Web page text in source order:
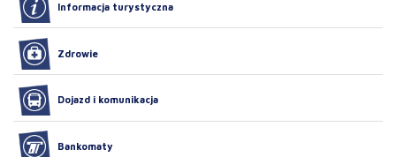
Informacja turystyczna
Zdrowie
Dojazd i komunikacja
Bankomaty